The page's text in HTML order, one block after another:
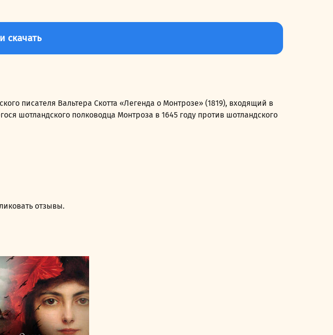
скачать
писателя Вальтера Скотта «Легенда о Монтрозе» (1819), входящий в
шотландского полководца Монтроза в 1645 году против шотландского
отзывы.